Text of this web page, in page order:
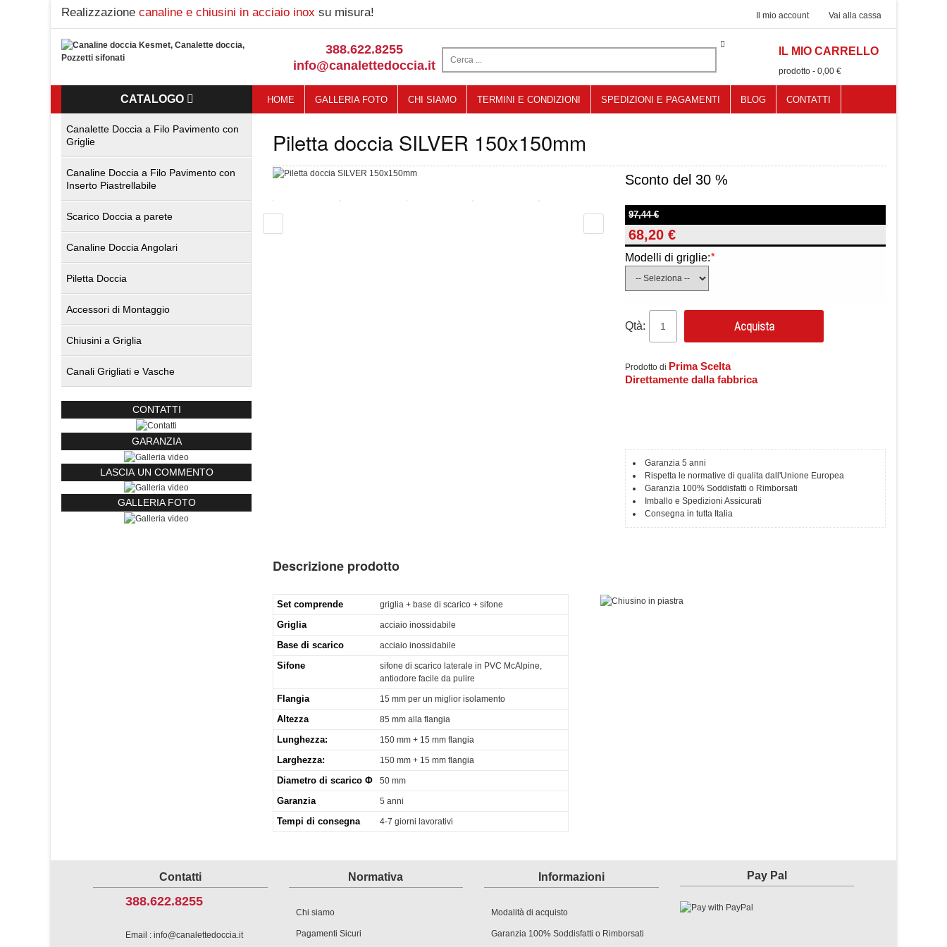
Realizzazione canaline e chiusini in acciaio inox su misura! Il mio account Vai alla cassa
388.622.8255
info@canalettedoccia.it
IL MIO CARRELLO
prodotto - 0,00 €
CATALOGO HOME GALLERIA FOTO CHI SIAMO TERMINI E CONDIZIONI SPEDIZIONI E PAGAMENTI BLOG CONTATTI
Canalette Doccia a Filo Pavimento con
Griglie
Canaline Doccia a Filo Pavimento con
Inserto Piastrellabile
Scarico Doccia a parete
Canaline Doccia Angolari
Piletta Doccia
Accessori di Montaggio
Chiusini a Griglia
Canali Grigliati e Vasche
CONTATTI
GARANZIA
LASCIA UN COMMENTO
GALLERIA FOTO
Piletta doccia SILVER 150x150mm
Sconto del 30 %
97,44 €
68,20 €
*
Modelli di griglie:
Qtà: Acquista
Prodotto di Prima Scelta
Direttamente dalla fabbrica
Garanzia 5 anni
Rispetta le normative di qualita dall'Unione Europea
Garanzia 100% Soddisfatti o Rimborsati
Imballo e Spedizioni Assicurati
Consegna in tutta Italia
Descrizione prodotto
Set comprende griglia + base di scarico + sifone
Griglia acciaio inossidabile
Base di scarico acciaio inossidabile
Sifone
sifone di scarico laterale in PVC McAlpine,
antiodore facile da pulire
Flangia 15 mm per un miglior isolamento
Altezza 85 mm alla flangia
Lunghezza: 150 mm + 15 mm flangia
Larghezza: 150 mm + 15 mm flangia
Diametro di scarico Φ 50 mm
Garanzia 5 anni
Tempi di consegna 4-7 giorni lavorativi
Contatti
388.622.8255
Email : info@canalettedoccia.it
Normativa
Chi siamo
Pagamenti Sicuri
Informazioni
Modalità di acquisto
Garanzia 100% Soddisfatti o Rimborsati
Pay Pal